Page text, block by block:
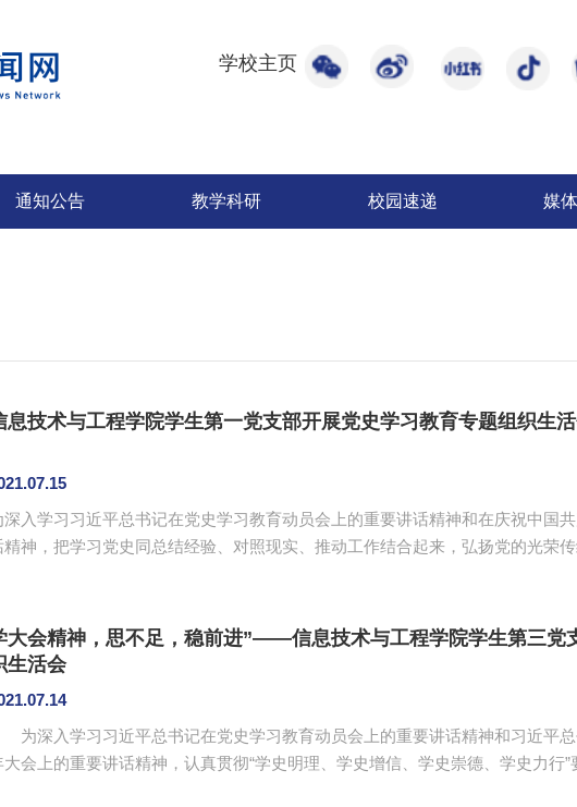
学校主页
通知公告 教学科研 校园速递 媒
息技术与工程学院学生第一党支部开展党史学习教育专题组织生
深入学习习近平总书记在党史学习教育动员会上的重要讲话精神和在庆祝中国
精神，把学习党史同总结经验、对照现实、推动工作结合起来，弘扬党的光荣
一党支部书记饶宏玉及学生第一党支部全体同志。本次活动会议由学生第一党
大会精神，思不足，稳前进”——信息技术与工程学院学生第三党
生活会
深入学习习近平总书记在党史学习教育动员会上的重要讲话精神和习近平总
大会上的重要讲话精神，认真贯彻“学史明理、学史增信、学史崇德、学史力行